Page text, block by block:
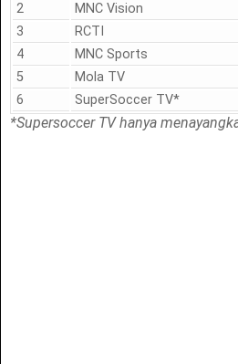
2
MNC Vision
3
RCTI
4
MNC Sports
5
Mola TV
6
SuperSoccer TV*
*Supersoccer TV hanya